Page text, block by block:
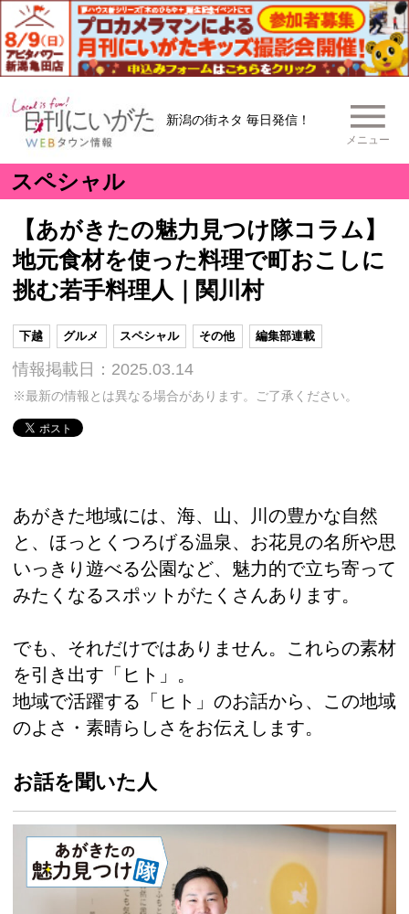
新潟の街ネタ 毎日発信！
メニュー
スペシャル
【あがきたの魅力見つけ隊コラム】
地元食材を使った料理で町おこしに
挑む若手料理人｜関川村
下越 グルメ スペシャル その他 編集部連載
情報掲載日：2025.03.14
※最新の情報とは異なる場合があります。ご了承ください。
あがきた地域には、海、山、川の豊かな自然
と、ほっとくつろげる温泉、お花見の名所や思
いっきり遊べる公園など、魅力的で立ち寄って
みたくなるスポットがたくさんあります。
でも、それだけではありません。これらの素材
を引き出す「ヒト」。
地域で活躍する「ヒト」のお話から、この地域
のよさ・素晴らしさをお伝えします。
お話を聞いた人